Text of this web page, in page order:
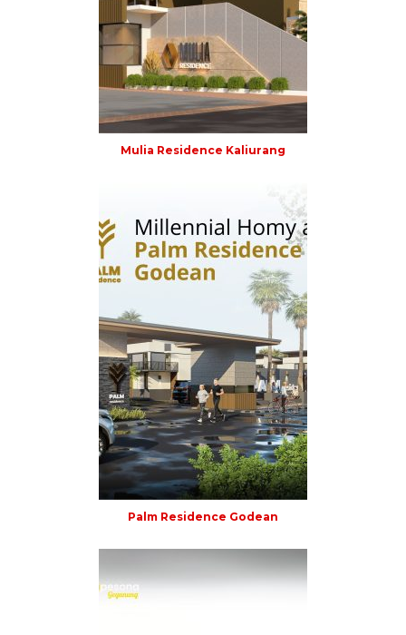
Mulia Residence Kaliurang
Palm Residence Godean